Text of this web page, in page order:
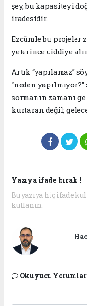
şey, bu kapasiteyi
iradesidir.
Ezcümle bu projeler
yeterince ciddiye
Artık “yapılamaz”
“neden
sormanın zamanı
kurtaran değil;
Yazıya ifade bırak !
Bu yazıya hiç ifade
kullanın.
Okuyucu